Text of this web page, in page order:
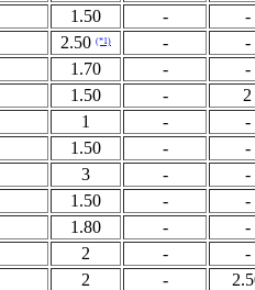
1.50 - -
2.50 (*1) - -
1.70 - -
1.50 - 2
1 - -
1.50 - -
3 - -
1.50 - -
1.80 - -
2 - -
2 -